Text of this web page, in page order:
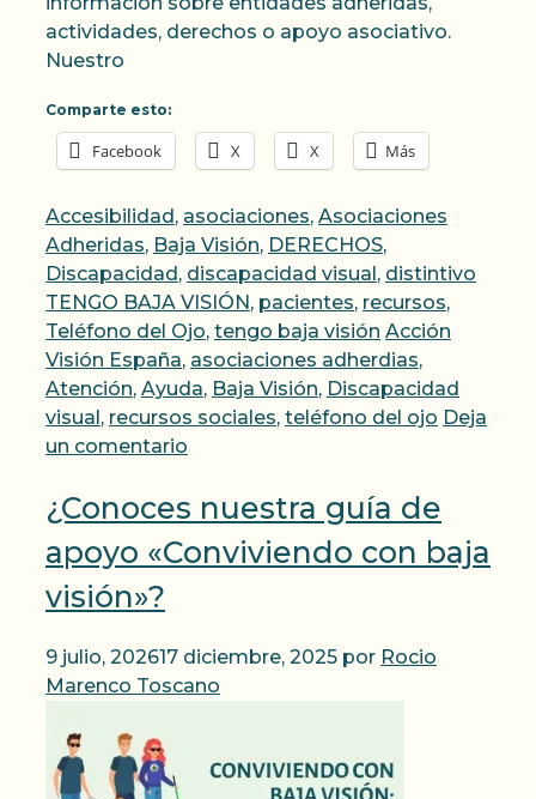
actividades, derechos o apoyo asociativo.
Nuestro
Comparte esto:
Facebook X X Más
Categorías
Accesibilidad, asociaciones, Asociaciones
Adheridas, Baja Visión, DERECHOS,
Discapacidad, discapacidad visual, distintivo
TENGO BAJA VISIÓN, pacientes, recursos,
Teléfono del Ojo, tengo baja visión Etiquetas
Acción
Visión España, asociaciones adherdias,
Atención, Ayuda, Baja Visión, Discapacidad
visual, recursos sociales, teléfono del ojo Deja
un comentario
¿Conoces nuestra guía de
apoyo «Conviviendo con baja
visión»?
9 julio, 202617 diciembre, 2025 por Rocio
Marenco Toscano